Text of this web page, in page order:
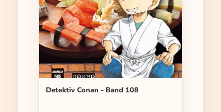
Detektiv Conan - Band 108